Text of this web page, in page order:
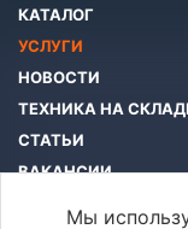
КАТАЛОГ
УСЛУГИ
НОВОСТИ
ТЕХНИКА НА
СТАТЬИ
ВАКАНСИИ
Мы